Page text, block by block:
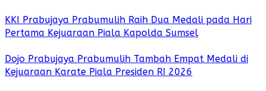
KKI Prabujaya Prabumulih Raih Dua Medali pada Hari
Pertama Kejuaraan Piala Kapolda Sumsel
Dojo Prabujaya Prabumulih Tambah Empat Medali di
Kejuaraan Karate Piala Presiden RI 2026